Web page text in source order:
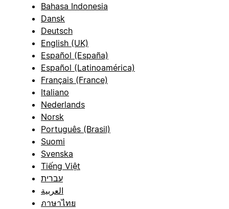
Bahasa Indonesia
Dansk
Deutsch
English (UK)
Español (España)
Español (Latinoamérica)
Français (France)
Italiano
Nederlands
Norsk
Português (Brasil)
Suomi
Svenska
Tiếng Việt
עברית
العربية
ภาษาไทย